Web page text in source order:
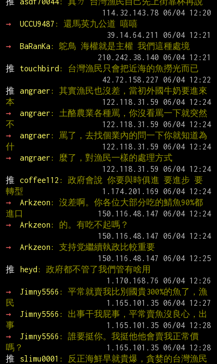
→
UCCU9487 : 還馬英九公道 嘻嘻
→
BaRanKa: 鴕鳥 海權就是主權 我們這種處境
推
touchbird : 台灣漁民只會把近海的魚撈光而已
推
angraer : 其實漁民也沒差，當初外國牛奶要進來
本
→
angraer : 土酪農業各種罵，你沒看罵一下就突然
不
→
angraer : 罵了，去找個業內的問一下你就知道為
什
→
angraer : 麼了，對漁民一樣的處理方式
推
coffee112 : 政府會說 你要與時俱進 要進步 要
轉型
→
Arkzeon: 沒差啊。你各位大部分吃的鯖魚90%都
進口
→
Arkzeon: 的。有吃不起嗎？
→
Arkzeon: 支持党繼續執政比較重要
推
heyd : 政府都不管了我們管有啥用
→
Jimny5566 : 平常就賣我比別國貴300%的魚了，漁
民
→
Jimny5566 : 出事干我屁事，平常賣魚沒良心，出
事
→
Jimny5566 : 誰要挺你。我挺他他會賣我正常價
嗎？
推
slimu0001 : 反正海鮮早就貴爆，貪婪的台灣漁民